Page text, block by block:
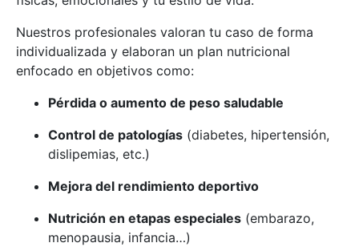
Nuestros profesionales valoran tu caso de forma
individualizada y elaboran un plan nutricional
enfocado en objetivos como:
Pérdida o aumento de peso saludable
Control de patologías (diabetes, hipertensión,
dislipemias, etc.)
Mejora del rendimiento deportivo
Nutrición en etapas especiales (embarazo,
menopausia, infancia…)